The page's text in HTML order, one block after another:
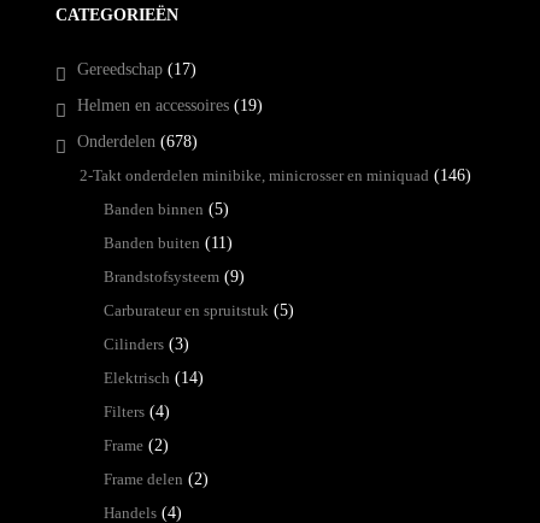
CATEGORIEËN
Gereedschap (17)
Helmen en accessoires (19)
Onderdelen (678)
2-Takt onderdelen minibike, minicrosser en miniquad (146)
Banden binnen (5)
Banden buiten (11)
Brandstofsysteem (9)
Carburateur en spruitstuk (5)
Cilinders (3)
Elektrisch (14)
Filters (4)
Frame (2)
Frame delen (2)
Handels (4)